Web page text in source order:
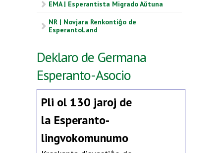
EMA | Esperantista Migrado Aŭtuna
NR | Novjara Renkontiĝo de
EsperantoLand
Deklaro de Germana
Esperanto-Asocio
Pli ol 130 jaroj de
la Esperanto-
lingvokomunumo